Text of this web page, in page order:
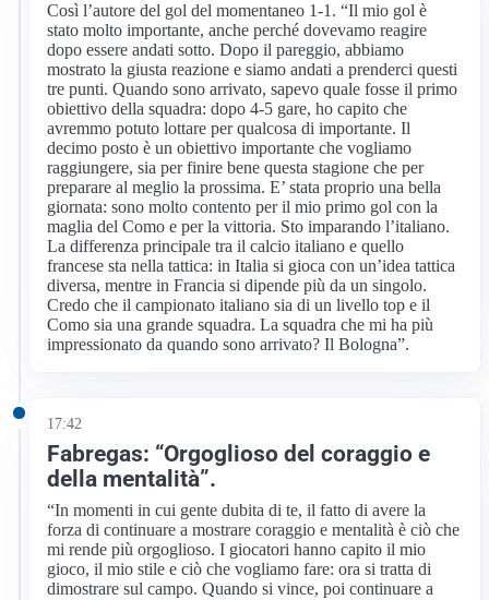
Così l’autore del gol del momentaneo 1-1. “Il mio gol è
stato molto importante, anche perché dovevamo reagire
dopo essere andati sotto. Dopo il pareggio, abbiamo
mostrato la giusta reazione e siamo andati a prenderci questi
tre punti. Quando sono arrivato, sapevo quale fosse il primo
obiettivo della squadra: dopo 4-5 gare, ho capito che
avremmo potuto lottare per qualcosa di importante. Il
decimo posto è un obiettivo importante che vogliamo
raggiungere, sia per finire bene questa stagione che per
preparare al meglio la prossima. E’ stata proprio una bella
giornata: sono molto contento per il mio primo gol con la
maglia del Como e per la vittoria. Sto imparando l’italiano.
La differenza principale tra il calcio italiano e quello
francese sta nella tattica: in Italia si gioca con un’idea tattica
diversa, mentre in Francia si dipende più da un singolo.
Credo che il campionato italiano sia di un livello top e il
Como sia una grande squadra. La squadra che mi ha più
impressionato da quando sono arrivato? Il Bologna”.
17:42
Fabregas: “Orgoglioso del coraggio e
della mentalità”.
“In momenti in cui gente dubita di te, il fatto di avere la
forza di continuare a mostrare coraggio e mentalità è ciò che
mi rende più orgoglioso. I giocatori hanno capito il mio
gioco, il mio stile e ciò che vogliamo fare: ora si tratta di
dimostrare sul campo. Quando si vince, poi continuare a